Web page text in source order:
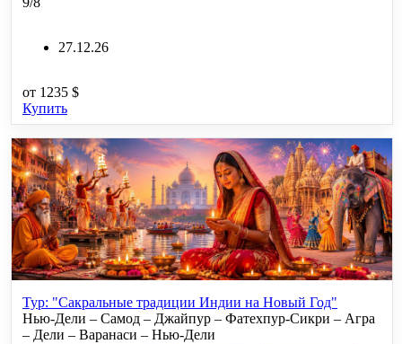
27.12.26
от 1235 $
Купить
Тур: "Сакральные традиции Индии на Новый Год"
Нью-Дели – Самод – Джайпур – Фатехпур-Сикри – Агра
– Дели – Варанаси – Нью-Дели